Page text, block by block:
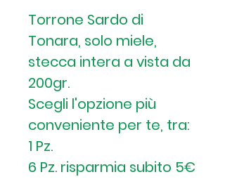
Torrone Sardo di
Tonara, solo miele,
stecca intera a vista da
200gr.
Scegli l'opzione più
conveniente per te, tra:
1 Pz.
6 Pz. risparmia subito 5€